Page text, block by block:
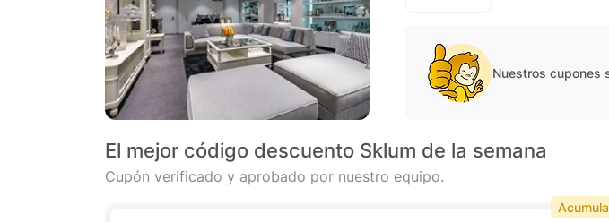
Nuestros cupones
El mejor código descuento Sklum de la semana
Cupón verificado y aprobado por nuestro equipo.